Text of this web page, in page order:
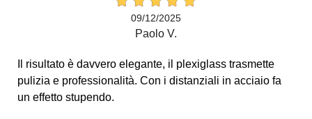
09/12/2025
Paolo V.
Il risultato è davvero elegante, il plexiglass trasmette
pulizia e professionalità. Con i distanziali in acciaio fa
un effetto stupendo.